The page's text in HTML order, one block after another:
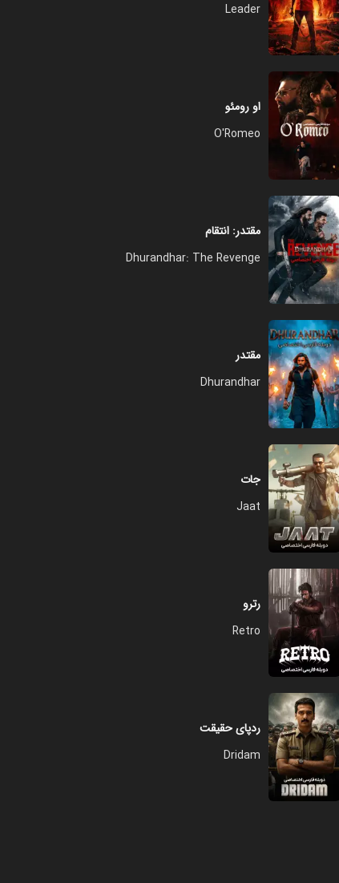
Leader
او رومئو
O'Romeo
مقتدر: انتقام
Dhurandhar: The Revenge
مقتدر
Dhurandhar
جات
Jaat
رترو
Retro
ردپای حقیقت
Dridam